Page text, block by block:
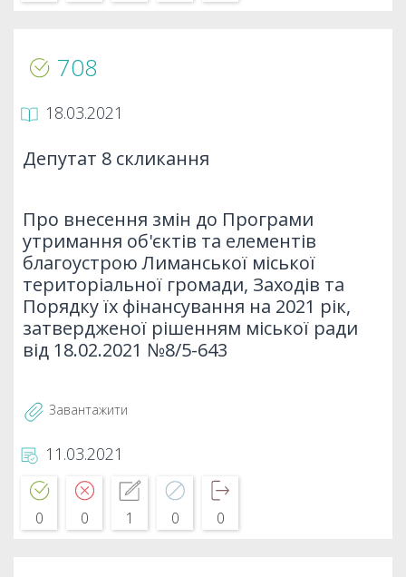
708
18.03.2021
Депутат 8 скликання
Про внесення змін до Програми
утримання об'єктів та елементів
благоустрою Лиманської міської
територіальної громади, Заходів та
Порядку їх фінансування на 2021 рік,
затвердженої рішенням міської ради
від 18.02.2021 №8/5-643
Завантажити
11.03.2021
0 0 1 0 0